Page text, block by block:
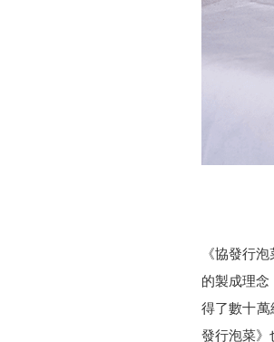
《協發行
的製成理
得了數十萬
發行泡菜》